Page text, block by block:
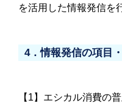
を活用した情報発信を
4．情報発信の項目
【1】エシカル消費の